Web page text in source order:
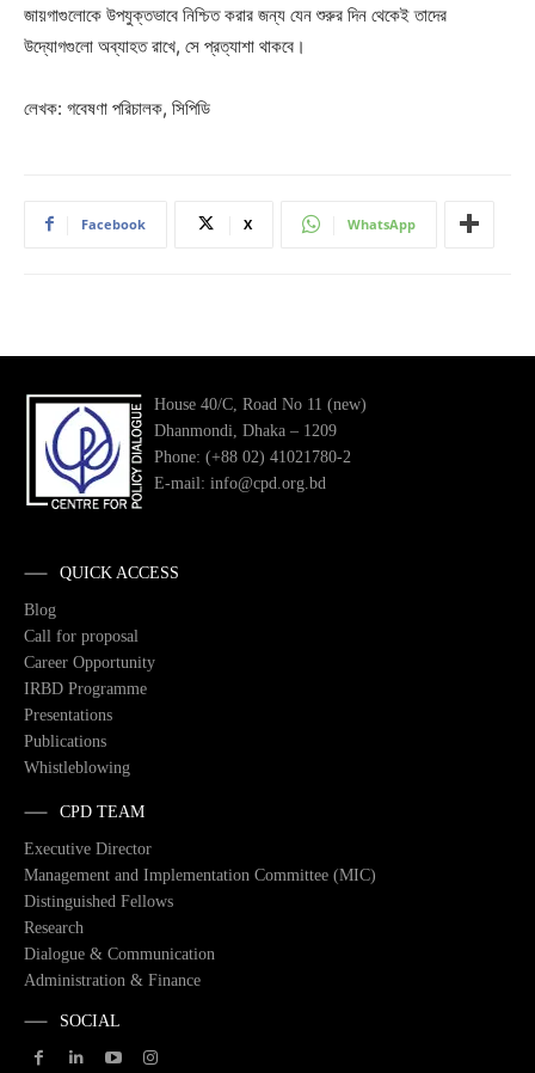
জায়গাগুলোকে উপযুক্তভাবে নিশ্চিত করার জন্য যেন শুরুর দিন থেকেই তাদের
উদ্যোগগুলো অব্যাহত রাখে, সে প্রত্যাশা থাকবে।
লেখক: গবেষণা পরিচালক, সিপিডি
Facebook X WhatsApp
House 40/C, Road No 11 (new)
Dhanmondi, Dhaka – 1209
Phone: (+88 02) 41021780-2
E-mail: info@cpd.org.bd
QUICK ACCESS
Blog
Call for proposal
Career Opportunity
IRBD Programme
Presentations
Publications
Whistleblowing
CPD TEAM
Executive Director
Management and Implementation Committee (MIC)
Distinguished Fellows
Research
Dialogue & Communication
Administration & Finance
SOCIAL